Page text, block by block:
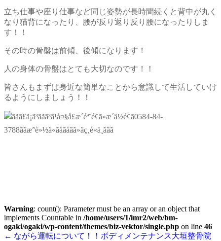
立ち仕事や座り仕事など同じ姿勢が長時間続くと背中が丸く
なり猫背になったり、腰が反り返り反り腰になったりしま
す！！
その時の骨盤は前傾、後傾になります！
人の身体の骨盤はとても大切なのです！！
皆さんもまずは身近な簡単なことから意識して生活していけ
るようにしましょう！！
Warning: count(): Parameter must be an array or an object that
implements Countable in /home/users/1/imr2/web/bm-
ogaki/ogaki/wp-content/themes/biz-vektor/single.php on line 46
← ながら運転について！！ボディメンテナンス大垣整骨院